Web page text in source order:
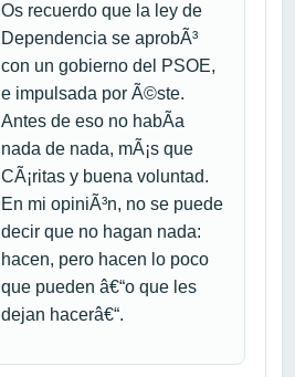
Os recuerdo que la ley de
Dependencia se aprobÃ³
con un gobierno del PSOE,
e impulsada por Ã©ste.
Antes de eso no habÃ­a
nada de nada, mÃ¡s que
CÃ¡ritas y buena voluntad.
En mi opiniÃ³n, no se puede
decir que no hagan nada:
hacen, pero hacen lo poco
que pueden â€“o que les
dejan hacerâ€“.